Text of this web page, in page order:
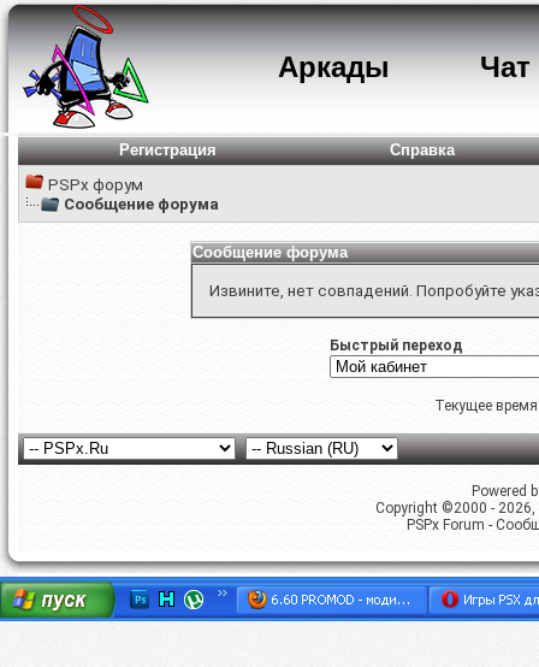
Аркады Чат
Регистрация
Справка
PSPx форум
Сообщение форума
Сообщение форума
Извините, нет совпадений. Попробуйте
Быстрый переход
Текущее
Powered
Copyright ©2000 -
PSPx Forum -